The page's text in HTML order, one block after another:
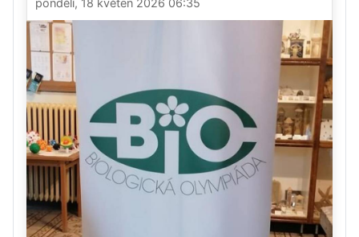
pondělí, 18 květen 2026 06:35